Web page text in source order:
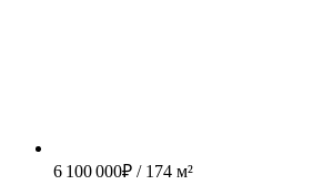
6 100 000₽ / 174 м²